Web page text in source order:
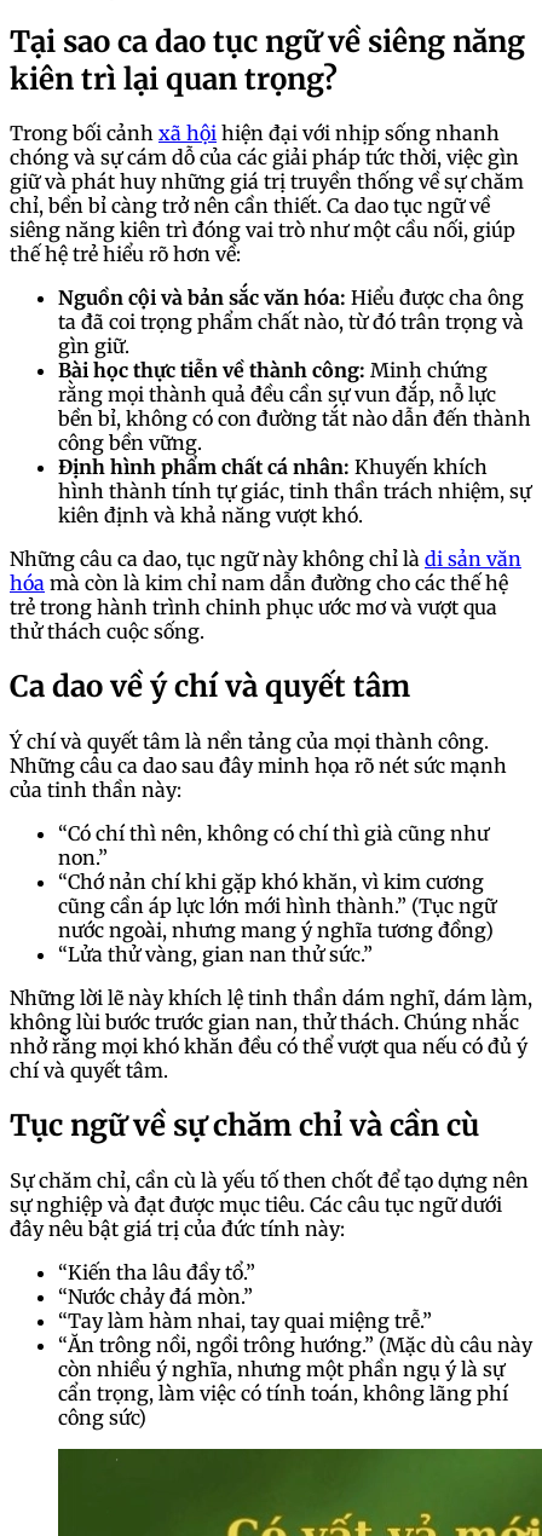
Tại sao ca dao tục ngữ về siêng năng
kiên trì lại quan trọng?
Trong bối cảnh xã hội hiện đại với nhịp sống nhanh
chóng và sự cám dỗ của các giải pháp tức thời, việc gìn
giữ và phát huy những giá trị truyền thống về sự chăm
chỉ, bền bỉ càng trở nên cần thiết. Ca dao tục ngữ về
siêng năng kiên trì đóng vai trò như một cầu nối, giúp
thế hệ trẻ hiểu rõ hơn về:
Nguồn cội và bản sắc văn hóa: Hiểu được cha ông
ta đã coi trọng phẩm chất nào, từ đó trân trọng và
gìn giữ.
Bài học thực tiễn về thành công: Minh chứng
rằng mọi thành quả đều cần sự vun đắp, nỗ lực
bền bỉ, không có con đường tắt nào dẫn đến thành
công bền vững.
Định hình phẩm chất cá nhân: Khuyến khích
hình thành tính tự giác, tinh thần trách nhiệm, sự
kiên định và khả năng vượt khó.
Những câu ca dao, tục ngữ này không chỉ là di sản văn
hóa mà còn là kim chỉ nam dẫn đường cho các thế hệ
trẻ trong hành trình chinh phục ước mơ và vượt qua
thử thách cuộc sống.
Ca dao về ý chí và quyết tâm
Ý chí và quyết tâm là nền tảng của mọi thành công.
Những câu ca dao sau đây minh họa rõ nét sức mạnh
của tinh thần này:
“Có chí thì nên, không có chí thì già cũng như
non.”
“Chớ nản chí khi gặp khó khăn, vì kim cương
cũng cần áp lực lớn mới hình thành.” (Tục ngữ
nước ngoài, nhưng mang ý nghĩa tương đồng)
“Lửa thử vàng, gian nan thử sức.”
Những lời lẽ này khích lệ tinh thần dám nghĩ, dám làm,
không lùi bước trước gian nan, thử thách. Chúng nhắc
nhở rằng mọi khó khăn đều có thể vượt qua nếu có đủ ý
chí và quyết tâm.
Tục ngữ về sự chăm chỉ và cần cù
Sự chăm chỉ, cần cù là yếu tố then chốt để tạo dựng nên
sự nghiệp và đạt được mục tiêu. Các câu tục ngữ dưới
đây nêu bật giá trị của đức tính này:
“Kiến tha lâu đầy tổ.”
“Nước chảy đá mòn.”
“Tay làm hàm nhai, tay quai miệng trễ.”
“Ăn trông nồi, ngồi trông hướng.” (Mặc dù câu này
còn nhiều ý nghĩa, nhưng một phần ngụ ý là sự
cẩn trọng, làm việc có tính toán, không lãng phí
công sức)